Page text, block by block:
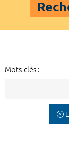
Mots-clés :